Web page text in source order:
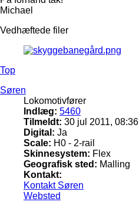
Michael
Vedhæftede filer
Top
Søren
Lokomotivfører
Indlæg: 5460
Tilmeldt: 30 jul 2011, 08:36
Digital: Ja
Scale: H0 - 2-rail
Skinnesystem: Flex
Geografisk sted: Malling
Kontakt:
Kontakt Søren
Websted